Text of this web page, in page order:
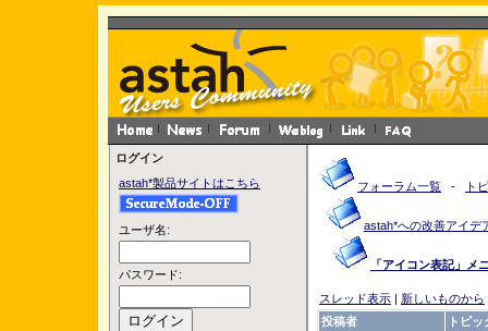
ログイン
astah*製品サイトはこちら
ユーザ名:
パスワード:
フォーラム一覧 - ト
astah*への改善アイデ
「アイコン表記」メ
スレッド表示 | 新しいものから
投稿者
トピッ